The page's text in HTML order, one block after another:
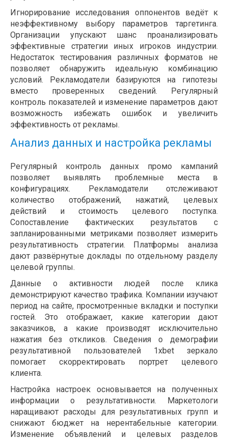
Игнорирование исследования оппонентов ведёт к
неэффективному выбору параметров таргетинга.
Организации упускают шанс проанализировать
эффективные стратегии иных игроков индустрии.
Недостаток тестирования различных форматов не
позволяет обнаружить идеальную комбинацию
условий. Рекламодатели базируются на гипотезы
вместо проверенных сведений. Регулярный
контроль показателей и изменение параметров дают
возможность избежать ошибок и увеличить
эффективность от рекламы.
Анализ данных и настройка рекламы
Регулярный контроль данных промо кампаний
позволяет выявлять проблемные места в
конфигурациях. Рекламодатели отслеживают
количество отображений, нажатий, целевых
действий и стоимость целевого поступка.
Сопоставление фактических результатов с
запланированными метриками позволяет измерить
результативность стратегии. Платформы анализа
дают развёрнутые доклады по отдельному разделу
целевой группы.
Данные о активности людей после клика
демонстрируют качество трафика. Компании изучают
период на сайте, просмотренные вкладки и поступки
гостей. Это отображает, какие категории дают
заказчиков, а какие производят исключительно
нажатия без откликов. Сведения о демографии
результативной пользователей 1xbet зеркало
помогает скорректировать портрет целевого
клиента.
Настройка настроек основывается на полученных
информации о результативности. Маркетологи
наращивают расходы для результативных групп и
снижают бюджет на нерентабельные категории.
Изменение объявлений и целевых разделов